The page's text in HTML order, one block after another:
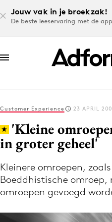
Jouw vak in je broekzak!
De beste leeservaring met de app
Log in
Volg het laatste
Customer Experience 23 APRIL
'Kleine
in groter geheel'
Kleinere omroepen,
Boeddhistische
omroepen gevoegd